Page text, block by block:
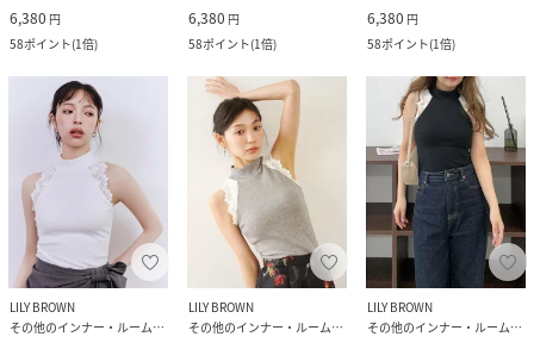
6,380 円
58ポイント(1倍)
6,380 円
58ポイント(1倍)
6,380 円
58ポイント(1倍)
LILY BROWN
その他のインナー・ルームウェア
LILY BROWN
その他のインナー・ルームウェア
LILY BROWN
その他のインナー・ルームウェア